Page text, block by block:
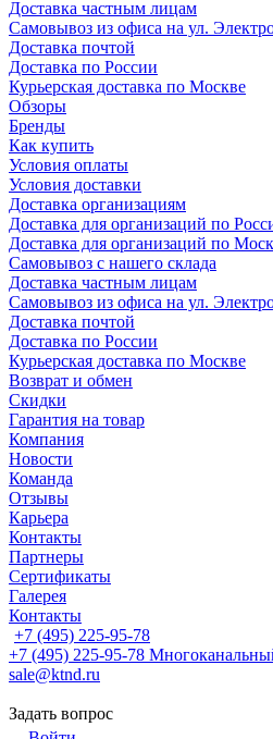
Доставка частным лицам
Самовывоз из офиса на ул.
Доставка почтой
Доставка по России
Курьерская доставка по Москве
Обзоры
Бренды
Как купить
Условия оплаты
Условия доставки
Доставка организациям
Доставка для организаций по
Доставка для организаций по
Самовывоз с нашего склада
Доставка частным лицам
Самовывоз из офиса на ул.
Доставка почтой
Доставка по России
Курьерская доставка по Москве
Возврат и обмен
Скидки
Гарантия на товар
Компания
Новости
Команда
Отзывы
Карьера
Контакты
Партнеры
Сертификаты
Галерея
Контакты
+7 (495) 225-95-78
+7 (495) 225-95-78
sale@ktnd.ru
Задать вопрос